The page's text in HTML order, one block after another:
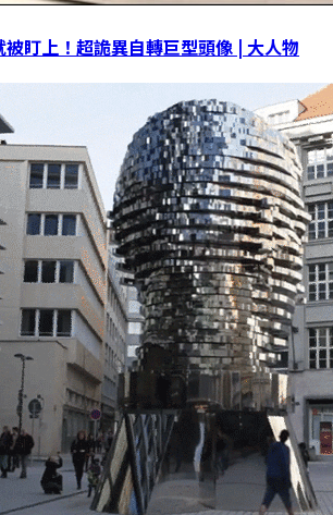
盯上！超詭異自轉巨型頭像 | 大人物